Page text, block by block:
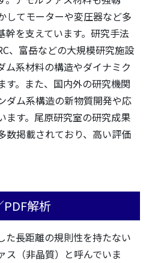
してモーターや変圧器など多
幹を支えています。研究手法
、富岳などの大規模研究施設
ム系材料の構造やダイナミク
す。また、国内外の研究機関
ダム系構造の新物質開発や応
ます。尾原研究室の研究成果
数掲載されており、高い評価
解析
た長距離の規則性を持たない
ス（非晶質）と呼んでいま